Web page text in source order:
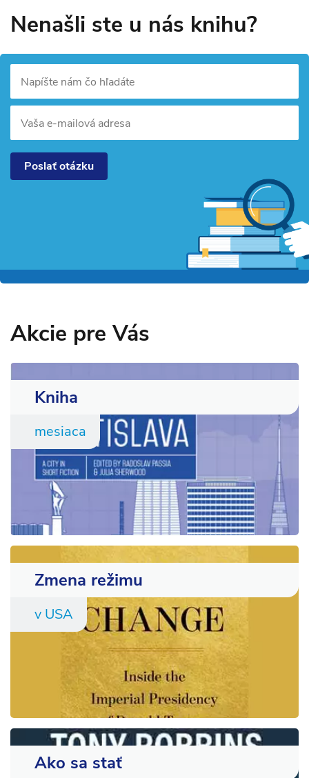
Nenašli ste u nás knihu?
Napíšte nám čo hľadáte
Vaša e-mailová adresa
Poslať otázku
Akcie pre Vás
Kniha
mesiaca
Zmena režimu
v USA
Ako sa stať